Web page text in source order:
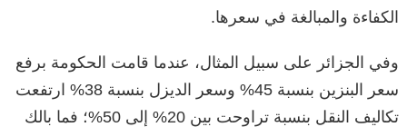
الكفاءة والمبالغة في سعرها.
وفي الجزائر على سبيل المثال، عندما قامت الحكومة برفع
سعر البنزين بنسبة 45% وسعر الديزل بنسبة 38% ارتفعت
تكاليف النقل بنسبة تراوحت بين 20% إلى 50%؛ فما بالك